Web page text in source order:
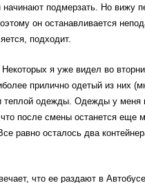
начинают подмерзать. Но вижу
он останавливается
подходит.
я уже видел во
прилично одетый из них
теплой одежды. Одежды у меня
после смены останется еще
равно осталось два
что ее раздают в